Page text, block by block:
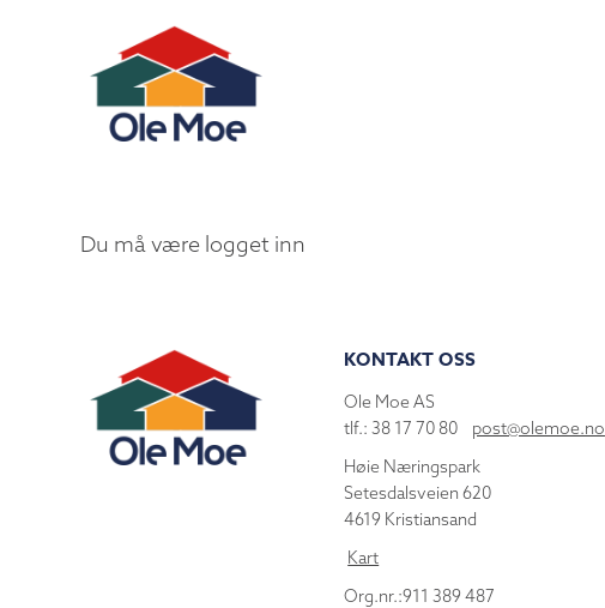
Du må være logget inn
KONTAKT OSS
Ole Moe AS
tlf.: 38 17 70 80 post@olemoe.no
Høie Næringspark
Setesdalsveien 620
4619 Kristiansand
Kart
Org.nr.:911 389 487